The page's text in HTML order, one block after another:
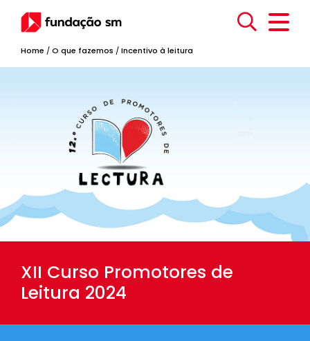
Home /O que fazemos /Incentivo à leitura
XII Curso Promotores de
Leitura 2024